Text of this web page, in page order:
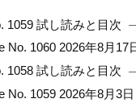
1059 試し読みと目次
No. 1060 2026年8月17
1058 試し読みと目次
No. 1059 2026年8月3